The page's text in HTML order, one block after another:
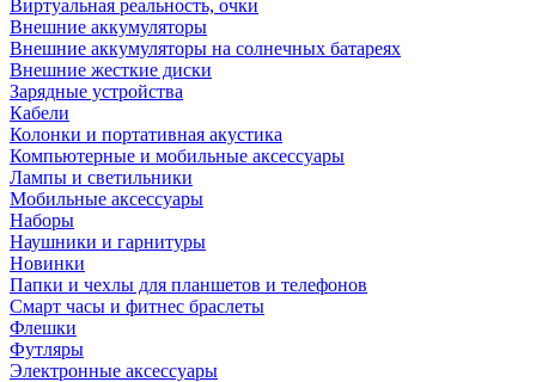
Виртуальная реальность, очки
Внешние аккумуляторы
Внешние аккумуляторы на солнечных батареях
Внешние жесткие диски
Зарядные устройства
Кабели
Колонки и портативная акустика
Компьютерные и мобильные аксессуары
Лампы и светильники
Мобильные аксессуары
Наборы
Наушники и гарнитуры
Новинки
Папки и чехлы для планшетов и телефонов
Смарт часы и фитнес браслеты
Флешки
Футляры
Электронные аксессуары